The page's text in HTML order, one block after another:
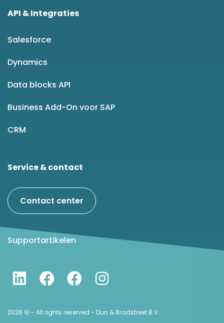
API & Integraties
Salesforce
Dynamics
Data blocks API
Business Add-On voor SAP
CRM
Service & contact
Contact center
Supportartikelen
2026 © - All rights reserved - Dun & Bradstreet B.V.